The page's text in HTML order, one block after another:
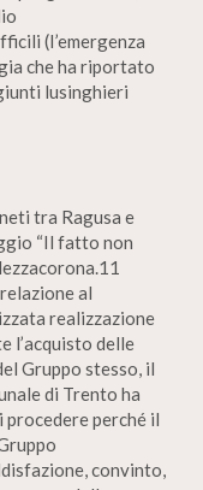
(I’emergenza
che ha riportato
lusinghieri
tra Ragusa e
“Il fatto non
al
realizzazione
l’acquisto delle
Gruppo stesso, il
di Trento ha
perché il
convinto,